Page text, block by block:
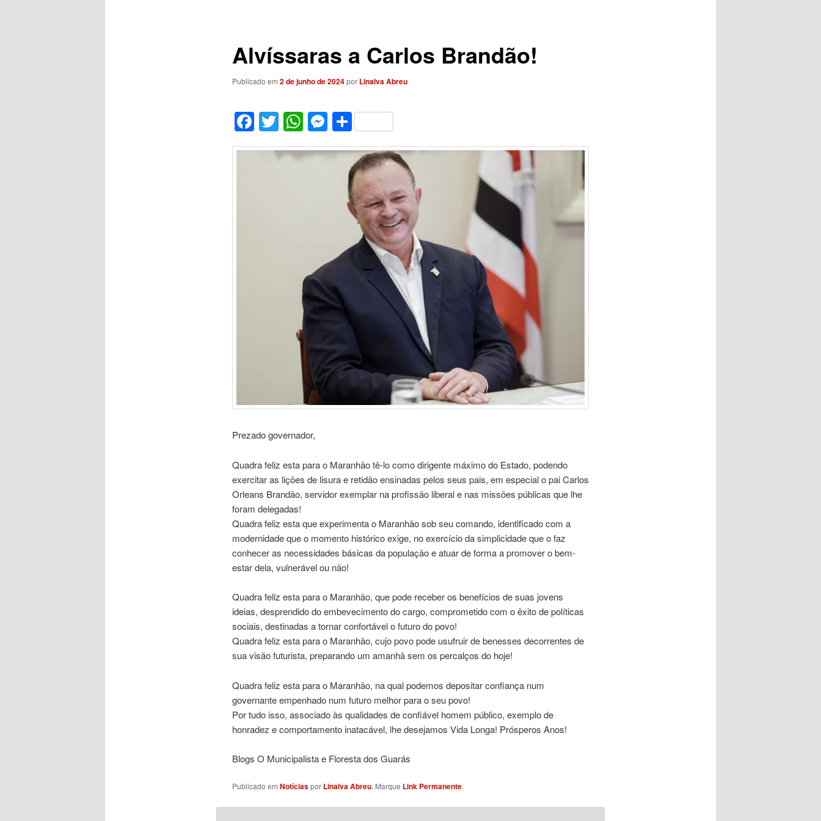
Alvíssaras a Carlos Brandão!
Publicado em 2 de junho de 2024por Linalva Abreu
Facebook
Twitter
WhatsApp
Messenger
Share
Prezado governador,
Quadra feliz esta para o Maranhão tê-lo como dirigente máximo do Estado, podendo
exercitar as lições de lisura e retidão ensinadas pelos seus pais, em especial o pai Carlos
Orleans Brandão, servidor exemplar na profissão liberal e nas missões públicas que lhe
foram delegadas!
Quadra feliz esta que experimenta o Maranhão sob seu comando, identificado com a
modernidade que o momento histórico exige, no exercício da simplicidade que o faz
conhecer as necessidades básicas da população e atuar de forma a promover o bem-
estar dela, vulnerável ou não!
Quadra feliz esta para o Maranhão, que pode receber os benefícios de suas jovens
ideias, desprendido do embevecimento do cargo, comprometido com o êxito de políticas
sociais, destinadas a tornar confortável o futuro do povo!
Quadra feliz esta para o Maranhão, cujo povo pode usufruir de benesses decorrentes de
sua visão futurista, preparando um amanhã sem os percalços do hoje!
Quadra feliz esta para o Maranhão, na qual podemos depositar confiança num
governante empenhado num futuro melhor para o seu povo!
Por tudo isso, associado às qualidades de confiável homem público, exemplo de
honradez e comportamento inatacável, lhe desejamos Vida Longa! Prósperos Anos!
Blogs O Municipalista e Floresta dos Guarás
Publicado em Notíciaspor Linalva Abreu. Marque Link Permanente.